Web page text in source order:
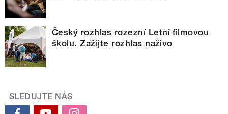
Český rozhlas rozezní Letní filmovou
školu. Zažijte rozhlas naživo
SLEDUJTE NÁS